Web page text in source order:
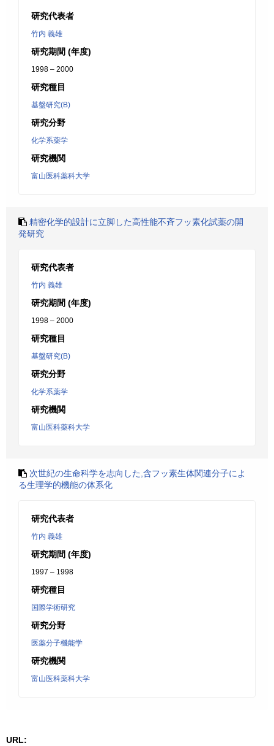
研究代表者
竹内 義雄
研究期間 (年度)
1998 – 2000
研究種目
基盤研究(B)
研究分野
化学系薬学
研究機関
富山医科薬科大学
精密化学的設計に立脚した高性能不斉フッ素化試薬の開
発研究
研究代表者
竹内 義雄
研究期間 (年度)
1998 – 2000
研究種目
基盤研究(B)
研究分野
化学系薬学
研究機関
富山医科薬科大学
次世紀の生命科学を志向した,含フッ素生体関連分子によ
る生理学的機能の体系化
研究代表者
竹内 義雄
研究期間 (年度)
1997 – 1998
研究種目
国際学術研究
研究分野
医薬分子機能学
研究機関
富山医科薬科大学
URL: